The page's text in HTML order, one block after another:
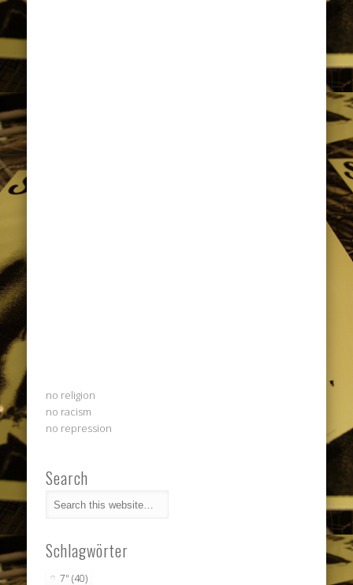
no religion
no racism
no repression
Search
Schlagwörter
7" (40)